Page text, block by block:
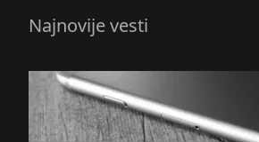
Najnovije vesti
iPhone?
avgust 7, 2026